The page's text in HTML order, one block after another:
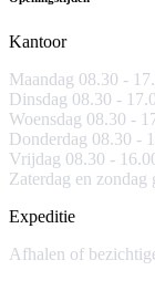
Kantoor
Maandag 08.30 -
Dinsdag 08.30 -
Woensdag 08.30 -
Donderdag 08.30 -
Vrijdag 08.30 -
Zaterdag en zondag
Expeditie
Afhalen of